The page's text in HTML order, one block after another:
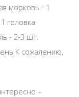
морковь - 1
головка
- 2-3 шт.
К сожалению,
–